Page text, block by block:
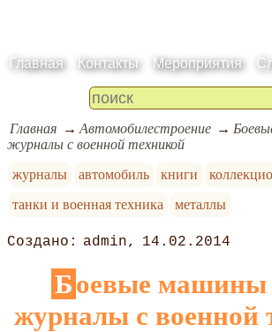
Главная Контакты Мероприятия
Главная Автомобилестроение
журналы с военной техникой
журналы
автомобиль книги
танки и военная техника
металлы
admin 14.02.2014
Боевые машины мира,
журналы с военной